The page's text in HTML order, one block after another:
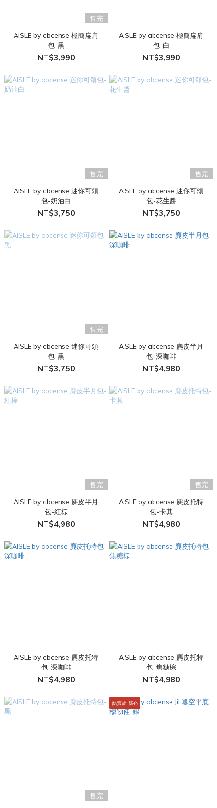
售完
AISLE by abcense 極簡扁肩
包-黑
NT$3,990
AISLE by abcense 極簡扁肩
包-白
NT$3,990
售完
AISLE by abcense 迷你可頌
包-奶油白
NT$3,750
售完
AISLE by abcense 迷你可頌
包-花生醬
NT$3,750
售完
AISLE by abcense 迷你可頌
包-黑
NT$3,750
AISLE by abcense 麂皮半月
包-深咖啡
NT$4,980
售完
AISLE by abcense 麂皮半月
包-紅棕
NT$4,980
售完
AISLE by abcense 麂皮托特
包-卡其
NT$4,980
AISLE by abcense 麂皮托特
包-深咖啡
NT$4,980
AISLE by abcense 麂皮托特
包-焦糖棕
NT$4,980
售完
熱賣款-新色